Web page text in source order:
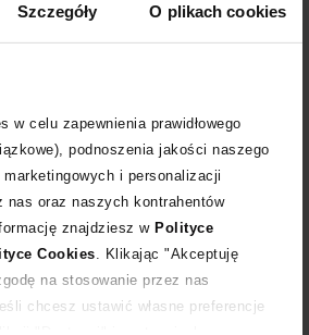
Szczegóły O plikach cookies
w celu zapewnienia prawidłowego
podnoszenia jakości naszego
i personalizacji
oraz naszych kontrahentów
znajdziesz w Polityce
Cookies . Klikając "Akceptuję
na stosowanie przez nas
chcesz ustawić własne preferencje
moda spotyka się z lekkością
spotkań, pierwszych promieni słońca
odzwierciedlić również w stylizacjach.
by wyglądać elegancko, ale bez
Podpowiadamy! czytaj więcej